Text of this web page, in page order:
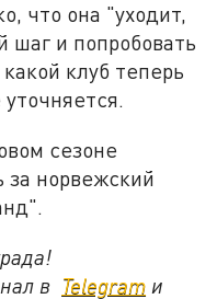
что она "уходит,
и попробовать
клуб теперь
сезоне
за норвежский
в Telegram и